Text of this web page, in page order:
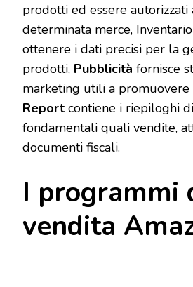
prodotti ed essere
determinata merce,
ottenere i dati precisi per la
prodotti, Pubblicità fornisce
marketing utili a
Report contiene i riepiloghi
fondamentali quali vendite,
documenti fiscali.
I programmi
vendita